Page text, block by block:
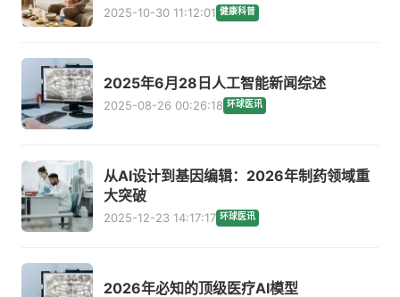
2025-10-30 11:12:01 健康科普
2025年6月28日人工智能新闻综述
2025-08-26 00:26:18 环球医讯
从AI设计到基因编辑：2026年制药领域重
大突破
2025-12-23 14:17:17 环球医讯
2026年必知的顶级医疗AI模型